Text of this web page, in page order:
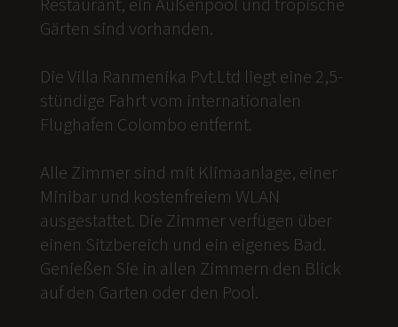
Gärten sind vorhanden.
Die Villa Ranmenika Pvt.Ltd liegt eine 2,5-
stündige Fahrt vom internationalen
Flughafen Colombo entfernt.
Alle Zimmer sind mit Klimaanlage, einer
Minibar und kostenfreiem WLAN
ausgestattet. Die Zimmer verfügen über
einen Sitzbereich und ein eigenes Bad.
Genießen Sie in allen Zimmern den Blick
auf den Garten oder den Pool.